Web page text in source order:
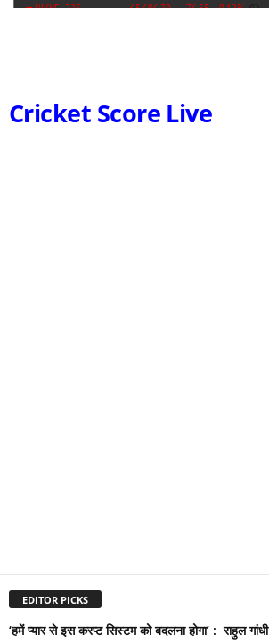
Cricket Score Live
EDITOR PICKS
‘हमें प्यार से इस करप्ट सिस्टम को बदलना होगा’ : राहुल गांधी